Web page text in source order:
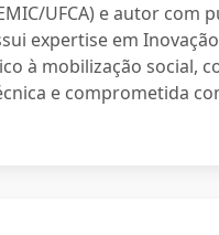
UFCA) e autor com
expertise em
à mobilização social,
e comprometida